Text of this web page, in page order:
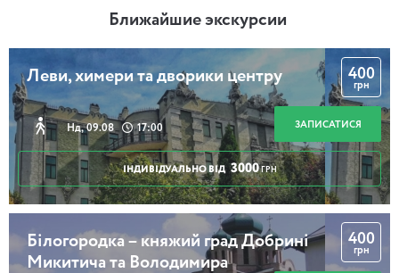
Ближайшие экскурсии
Леви, химери та дворики центру
Нд, 09.08 17:00
400
грн
ЗАПИСАТИСЯ
ІНДИВІДУАЛЬНО ВІД 3000 ГРН
Білогородка – княжий град Добрині
Микитича та Володимира
400
грн